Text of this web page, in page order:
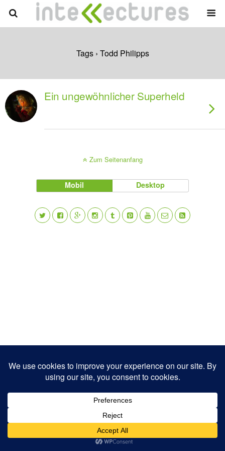
Tags › Todd Philipps
Ein ungewöhnlicher Superheld
Zum Seitenanfang
Mobil Desktop